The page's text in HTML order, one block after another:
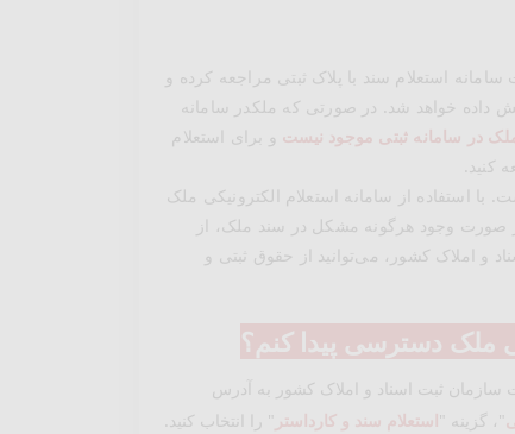
سامانه استعلام سند با پلاک ثبتی مراجعه کرده و
داده خواهد شد. در صورتی که ملکدر سامانه
در سامانه ثبتی موجود نیست و برای استعلام
با استفاده از سامانه استعلام الکترونیکی ملک
صورت وجود هرگونه مشکل در سند ملک، از
و املاک کشور، می‌توانید از حقوق ثبتی و
ملک دسترسی پیدا کنم؟
سازمان ثبت اسناد و املاک کشور به آدرس
"، گزینه "استعلام سند و کارداستر " را انتخاب کنید.